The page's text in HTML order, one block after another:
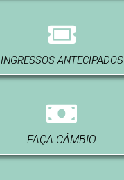
INGRESSOS ANTECIPADOS
FAÇA CÂMBIO